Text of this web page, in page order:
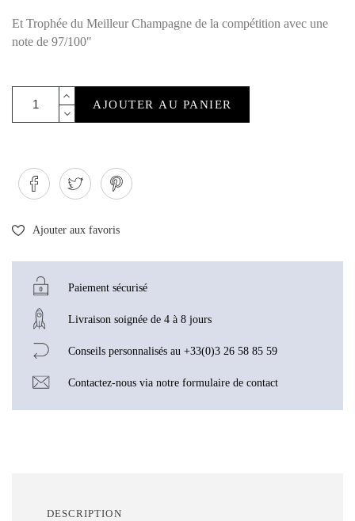
Et Trophée du Meilleur Champagne de la compétition avec une
note de 97/100"
AJOUTER AU PANIER
Ajouter aux favoris
Paiement sécurisé
Livraison soignée de 4 à 8 jours
Conseils personnalisés au +33(0)3 26 58 85 59
Contactez-nous via notre formulaire de contact
DESCRIPTION